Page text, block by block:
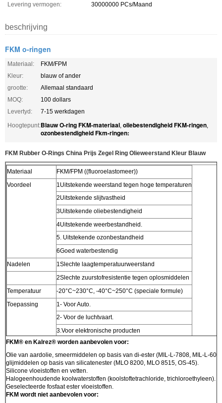
Levering vermogen:
30000000 PCs/Maand
beschrijving
FKM o-ringen
Materiaal:
FKM/FPM
Kleur:
blauw of ander
grootte:
Allemaal standaard
MOQ:
100 dollars
Levertyd:
7-15 werkdagen
Hoogtepunt:Blauw O-ring FKM-materiaal, oliebestendigheid FKM-ringen,
ozonbestendigheid Fkm-ringen:
FKM Rubber O-Rings China Prijs Zegel Ring Olieweerstand Kleur Blauw
Materiaal
FKM/FPM ((fluoroelastomeer))
Voordeel
1Uitstekende weerstand tegen hoge temperaturen
2Uitstekende slijtvastheid
3Uitstekende oliebestendigheid
4Uitstekende weerbestandheid.
5. Uitstekende ozonbestandheid
6Goed waterbestendig
Nadelen
1Slechte laagtemperatuurweerstand
2Slechte zuurstofresistentie tegen oplosmiddelen
Temperatuur
-20°C~230°C, -40°C~250°C (speciale formule)
Toepassing
1- Voor Auto.
2- Voor de luchtvaart.
3.Voor elektronische producten
FKM® en Kalrez® worden aanbevolen voor:
Olie van aardolie, smeermiddelen op basis van di-ester (MIL-L-7808, MIL-L-
glijmiddelen op basis van silicatenester (MLO 8200, MLO 8515, OS-45).
Silicone vloeistoffen en vetten.
Halogeenhoudende koolwaterstoffen (koolstoftetrachloride, trichloroethyleen).
Geselecteerde fosfaat ester vloeistoffen.
FKM wordt niet aanbevolen voor: